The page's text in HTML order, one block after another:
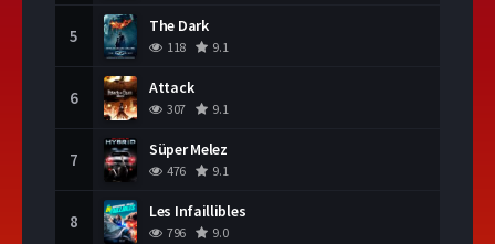
5 The Dark
118 9.1
6 Attack
307 9.1
7 Süper Melez
476 9.1
8 Les Infaillibles
796 9.0